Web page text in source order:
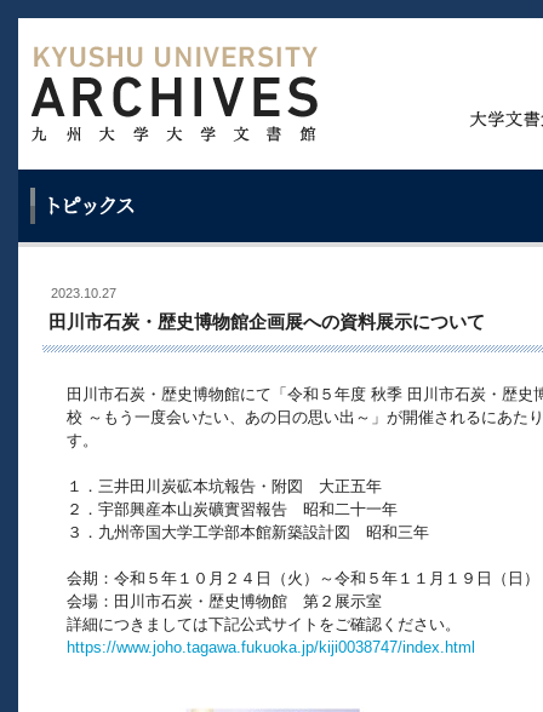
2023.10.27
田川市石炭・歴史博物館企画展への資料展示について
田川市石炭・歴史博物館にて「令和５年度 秋季 田川市石炭・歴
校 ～もう一度会いたい、あの日の思い出～」が開催されるにあた
す。
１．三井田川炭砿本坑報告・附図 大正五年
２．宇部興産本山炭礦實習報告 昭和二十一年
３．九州帝国大学工学部本館新築設計図 昭和三年
会期：令和５年１０月２４日（火）～令和５年１１月１９日（日）
会場：田川市石炭・歴史博物館 第２展示室
詳細につきましては下記公式サイトをご確認ください。
https://www.joho.tagawa.fukuoka.jp/kiji0038747/index.html